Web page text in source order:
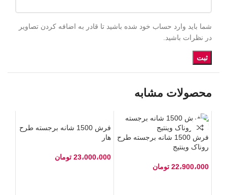
شما باید وارد حساب خود شده باشید تا قادر به اضافه کردن تصاویر
در نظرات باشید.
محصولات مشابه
فرش 1500 شانه برجسته طرح
روناک وینتیج
22،900،000 تومان
فرش 1500 شانه برجسته طرح
هار
23،000،000 تومان